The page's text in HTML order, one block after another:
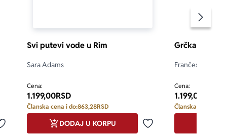
Dodaj u omiljene
Svi putevi vode u Rim
Sara Adams
Cena:
1.199,00RSD
Članska cena i do:863,28RSD
Dodaj u omiljene
DODAJ U KORPU
Grčka tajna
Frančeska Ketlou
Cena:
1.199,00
Članska cena i do: